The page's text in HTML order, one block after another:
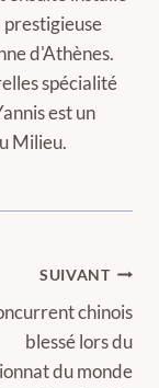
prestigieuse
d'Athènes.
spécialité
est un
Milieu.
SUIVANT
chinois
blessé lors du
du monde